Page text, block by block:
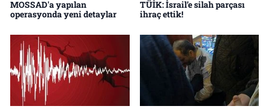
MOSSAD'a yapılan
operasyonda yeni detaylar
TÜİK: İsrail’e silah parçası
ihraç ettik!